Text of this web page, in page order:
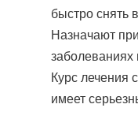
быстро снять
Назначают
заболеваниях
Курс лечения
имеет